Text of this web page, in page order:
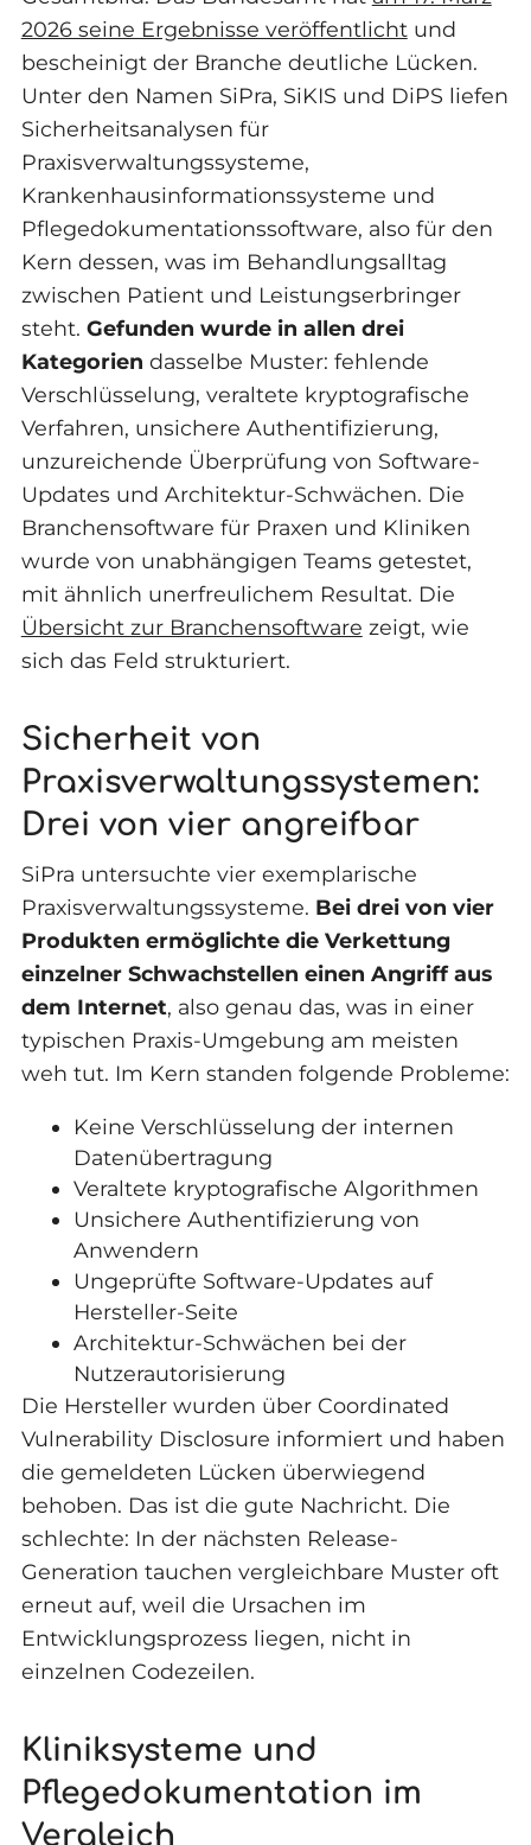
2026 seine Ergebnisse veröffentlichtund
bescheinigt der Branche deutliche Lücken.
Unter den Namen SiPra, SiKIS und DiPS liefen
Sicherheitsanalysen für
Praxisverwaltungssysteme,
Krankenhausinformationssysteme und
Pflegedokumentationssoftware, also für den
Kern dessen, was im Behandlungsalltag
zwischen Patient und Leistungserbringer
steht. Gefunden wurde in allen drei
Kategorien dasselbe Muster: fehlende
Verschlüsselung, veraltete kryptografische
Verfahren, unsichere Authentifizierung,
unzureichende Überprüfung von Software-
Updates und Architektur-Schwächen. Die
Branchensoftware für Praxen und Kliniken
wurde von unabhängigen Teams getestet,
mit ähnlich unerfreulichem Resultat. Die
Übersicht zur Branchensoftware zeigt, wie
sich das Feld strukturiert.
Sicherheit von
Praxisverwaltungssystemen:
Drei von vier angreifbar
SiPra untersuchte vier exemplarische
Praxisverwaltungssysteme. Bei drei von vier
Produkten ermöglichte die Verkettung
einzelner Schwachstellen einen Angriff aus
dem Internet, also genau das, was in einer
typischen Praxis-Umgebung am meisten
weh tut. Im Kern standen folgende Probleme:
Keine Verschlüsselung der internen
Datenübertragung
Veraltete kryptografische Algorithmen
Unsichere Authentifizierung von
Anwendern
Ungeprüfte Software-Updates auf
Hersteller-Seite
Architektur-Schwächen bei der
Nutzerautorisierung
Die Hersteller wurden über Coordinated
Vulnerability Disclosure informiert und haben
die gemeldeten Lücken überwiegend
behoben. Das ist die gute Nachricht. Die
schlechte: In der nächsten Release-
Generation tauchen vergleichbare Muster oft
erneut auf, weil die Ursachen im
Entwicklungsprozess liegen, nicht in
einzelnen Codezeilen.
Kliniksysteme und
Pflegedokumentation im
Vergleich